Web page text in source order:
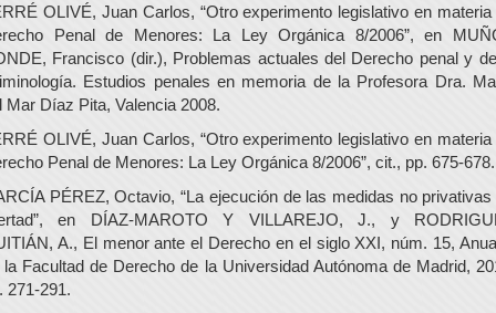
OLIVÉ, Juan Carlos, “Otro experimento legislativo en materia
Penal de Menores: La Ley Orgánica 8/2006”, en
Francisco (dir.), Problemas actuales del Derecho penal y
Estudios penales en memoria de la Profesora Dra.
Mar Díaz Pita, Valencia 2008.
OLIVÉ, Juan Carlos, “Otro experimento legislativo en materia
Penal de Menores: La Ley Orgánica 8/2006”, cit., pp. 675-678.
PÉREZ, Octavio, “La ejecución de las medidas no privativas
en DÍAZ-MAROTO Y VILLAREJO, J., y
A., El menor ante el Derecho en el siglo XXI, núm. 15,
la Facultad de Derecho de la Universidad Autónoma de Madrid,
271-291.